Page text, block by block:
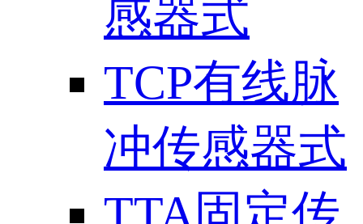
感器式
TCP有线脉
冲传感器式
TTA固定传